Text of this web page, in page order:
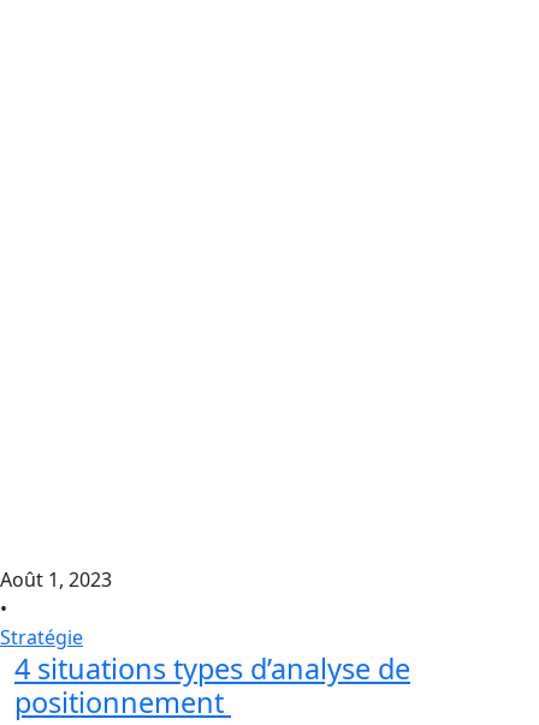
Août 1, 2023
•
Stratégie
4 situations types d’analyse de
positionnement